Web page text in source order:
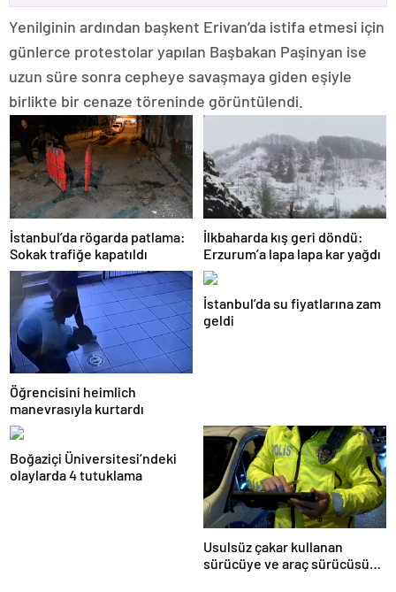
Yenilginin ardından başkent Erivan’da istifa etmesi için
günlerce protestolar yapılan Başbakan Paşinyan ise
uzun süre sonra cepheye savaşmaya giden eşiyle
birlikte bir cenaze töreninde görüntülendi.
İstanbul’da rögarda patlama:
Sokak trafiğe kapatıldı
İlkbaharda kış geri döndü:
Erzurum’a lapa lapa kar yağdı
Öğrencisini heimlich
manevrasıyla kurtardı
İstanbul’da su fiyatlarına zam
geldi
Boğaziçi Üniversitesi’ndeki
olaylarda 4 tutuklama
Usulsüz çakar kullanan
sürücüye ve araç sürücüsüne